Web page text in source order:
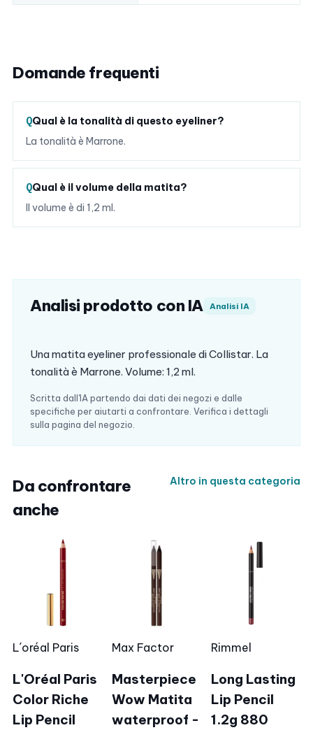
Domande frequenti
Qual è la tonalità di questo eyeliner?
La tonalità è Marrone.
Qual è il volume della matita?
Il volume è di 1,2 ml.
Analisi prodotto con IA Analisi IA
Una matita eyeliner professionale di Collistar. La
tonalità è Marrone. Volume: 1,2 ml.
Scritta dall'IA partendo dai dati dei negozi e dalle
specifiche per aiutarti a confrontare. Verifica i dettagli
sulla pagina del negozio.
Da confrontare
anche
Altro in questa categoria
L´oréal Paris
L'Oréal Paris
Color Riche
Lip Pencil
Max Factor
Masterpiece
Wow Matita
waterproof -
Rimmel
Long Lasting
Lip Pencil
1.2g 880